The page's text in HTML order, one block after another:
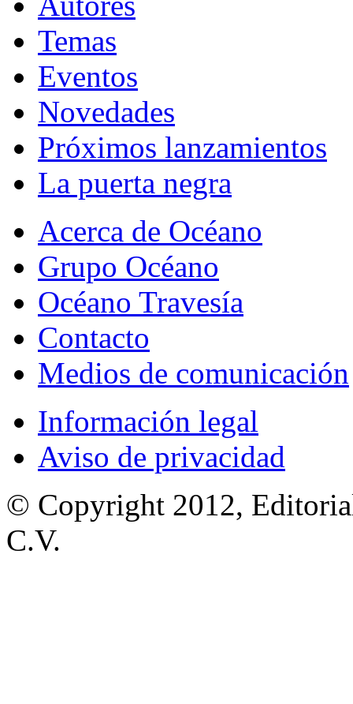
Temas
Eventos
Novedades
Próximos lanzamientos
La puerta negra
Acerca de Océano
Grupo Océano
Océano Travesía
Contacto
Medios de comunicación
Información legal
Aviso de privacidad
© Copyright 2012,
C.V.